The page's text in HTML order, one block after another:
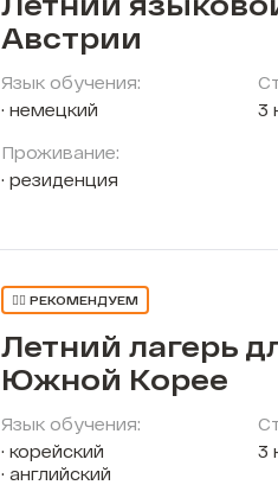
Австрии
Язык обучения:
немецкий
Проживание:
резиденция
3
👍🏼 РЕКОМЕНДУЕМ
Летний лагерь
Южной Корее
Язык обучения:
корейский
английский
3